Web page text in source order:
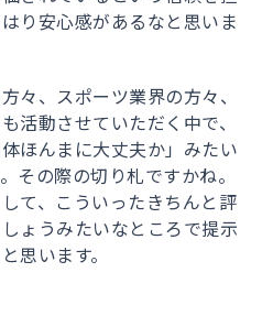
り安心感があるなと思いま
々、スポーツ業界の方々、
活動させていただく中で、
ほんまに大丈夫か」みたい
その際の切り札ですかね。
て、こういったきちんと評
ょうみたいなところで提示
思います。